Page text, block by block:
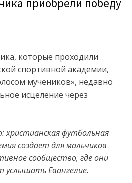
которые проходили
спортивной академии,
мучеников», недавно
исцеление через
христианская футбольная
создает для мальчиков
сообщество, где они
услышать Евангелие.